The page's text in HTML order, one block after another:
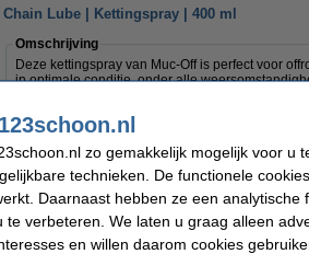
Lube | Kettingspray | 400 ml
Omschrijving
Deze kettingspray van Muc-Off is perfect voor
in optimale conditie, onder alle
De kettingspray is gemaakt van een
zorgt voor sublieme bescherming. Ga hiermee
levensduur van de ketting en kunt u hier langer
tegengaan, om voor een beter vermogen te gaan.
Handig extraatje: deze kettingspray bevat UV-
controleren of u de hele ketting gesmeerd heeft.
O-ring, X-ring en Z-ring kettingen. De fles heeft
zo gemakkelijk mogelijk voor u
technieken. De functionele
Daarnaast hebben ze een analytische
te verbeteren. We laten u graag alleen
en willen daarom cookies